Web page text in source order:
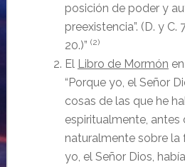
posición de poder y
preexistencia”. (D. y C.
20.)” (2)
El Libro de Mormón
“Porque yo, el Señor
cosas de las que he
espiritualmente, antes
naturalmente sobre la
yo, el Señor Dios,